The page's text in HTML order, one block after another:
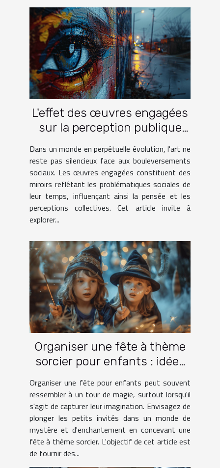
L'effet des œuvres engagées
sur la perception publique
Dans un monde en perpétuelle évolution, l'art ne
reste pas silencieux face aux bouleversements
sociaux. Les œuvres engagées constituent des
miroirs reflétant les problématiques sociales de
leur temps, influençant ainsi la pensée et les
perceptions collectives. Cet article invite à
explorer...
Organiser une fête à thème
sorcier pour enfants : idées
Organiser une fête pour enfants peut souvent
ressembler à un tour de magie, surtout lorsqu'il
s'agit de capturer leur imagination. Envisagez de
plonger les petits invités dans un monde de
mystère et d'enchantement en concevant une
fête à thème sorcier. L'objectif de cet article est
de fournir des...